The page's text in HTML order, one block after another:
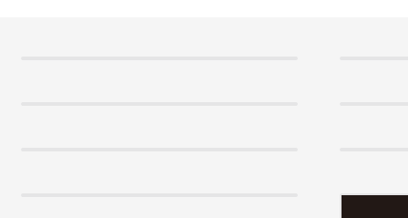
らsyshanにおまかせでござる！
XFX440DEN